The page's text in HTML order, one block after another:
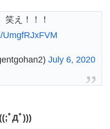
笑え！！！
UmgfRJxFVM
July 6, 2020
ﾟДﾟ)))